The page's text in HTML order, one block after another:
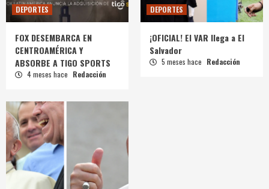
DEPORTES
FOX DESEMBARCA EN
CENTROAMÉRICA Y
ABSORBE A TIGO SPORTS
4 meses hace Redacción
DEPORTES
¡OFICIAL! El VAR llega a El
Salvador
5 meses hace Redacción